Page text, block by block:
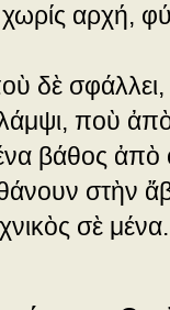
αρχή,
δὲ
ποὺ
βάθος
στὴν
σὲ μένα.